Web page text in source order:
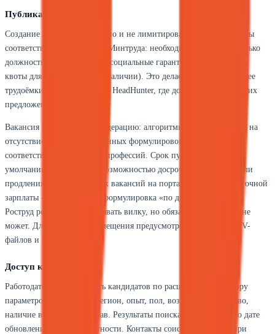
Публикация вакансий
Создание вакансии бесплатно и не лимитировано. Шаблон формы
соответствует требованиям Минтруда: необходимо указать не только
должность и зарплату, но и социальные гарантии, условия труда,
квоты для инвалидов (при наличии). Это делает размещение более
трудоёмким по сравнению с HeadHunter, где достаточно нескольких
предложений.
Вакансия может пройти модерацию: алгоритмы проверяют текст на
отсутствие дискриминационных формулировок и формальное
соответствие справочнику профессий. Срок публикации по
умолчанию — 30 дней, с возможностью досрочного закрытия или
продления. Около 40% всех вакансий на портале подаются без точной
зарплаты — используется формулировка «по договорённости».
Роструд рекомендует указывать вилку, но обязать работодателя не
может. Для массового размещения предусмотрен импорт из CSV-
файлов и через API.
Доступ к базе резюме
Работодатель может искать кандидатов по расширенному набору
параметров: профессия, регион, опыт, пол, возраст, гражданство,
наличие водительских прав. Результаты поиска сортируются по дате
обновления или релевантности. Контакты соискателя видны при